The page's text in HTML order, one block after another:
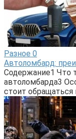
Разное 0
Автоломбард:
Содержание1 Что
автоломбарда3
стоит